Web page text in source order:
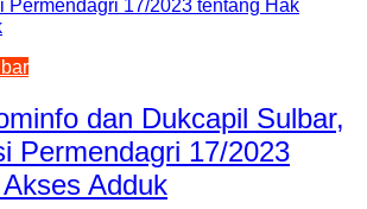
dan Dukcapil Sulbar,
Permendagri 17/2023
Adduk